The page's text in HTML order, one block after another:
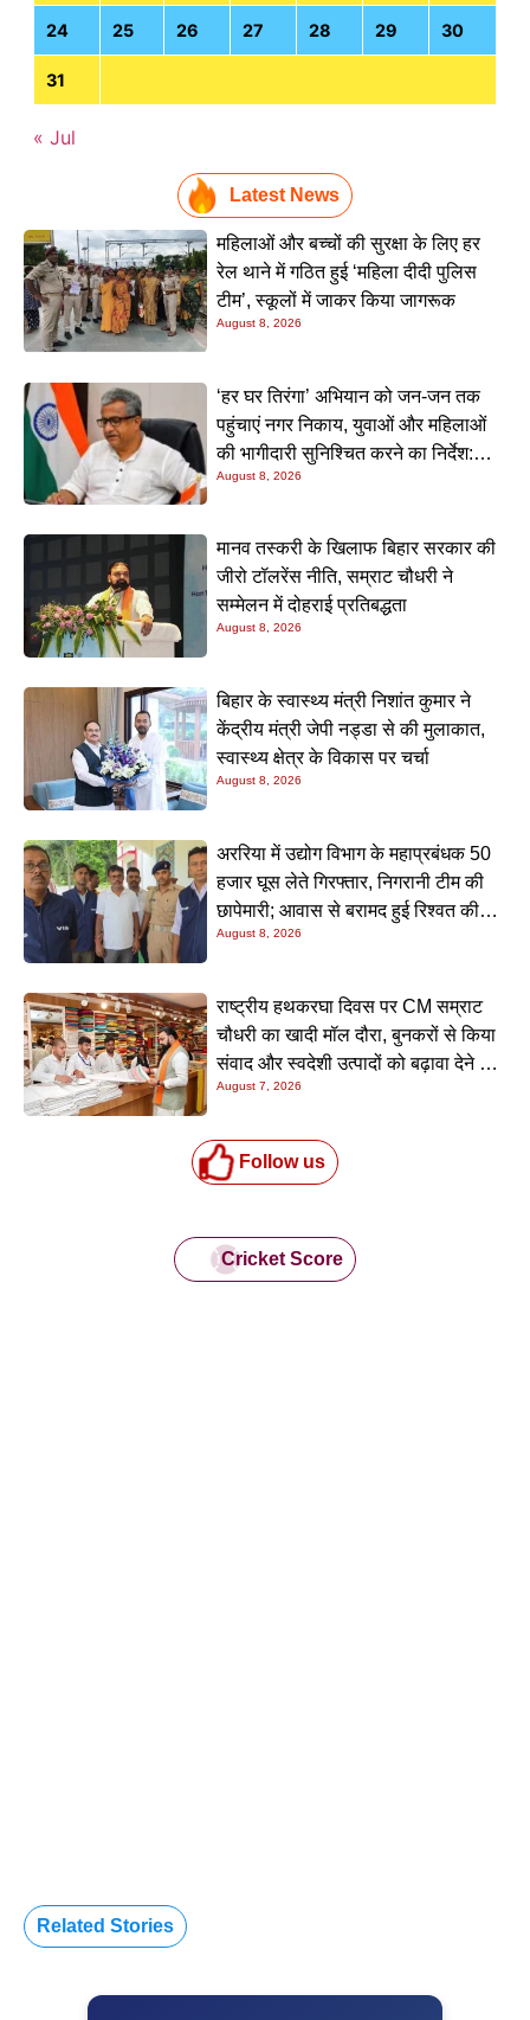
24 25 26 27 28 29 30
31
« Jul
Latest News
महिलाओं और बच्चों की सुरक्षा के लिए हर
रेल थाने में गठित हुई ‘महिला दीदी पुलिस
टीम’, स्कूलों में जाकर किया जागरूक
August 8, 2026
‘हर घर तिरंगा’ अभियान को जन-जन तक
पहुंचाएं नगर निकाय, युवाओं और महिलाओं
की भागीदारी सुनिश्चित करने का निर्देश:
नीतीश मिश्रा
August 8, 2026
मानव तस्करी के खिलाफ बिहार सरकार की
जीरो टॉलरेंस नीति, सम्राट चौधरी ने
सम्मेलन में दोहराई प्रतिबद्धता
August 8, 2026
बिहार के स्वास्थ्य मंत्री निशांत कुमार ने
केंद्रीय मंत्री जेपी नड्डा से की मुलाकात,
स्वास्थ्य क्षेत्र के विकास पर चर्चा
August 8, 2026
अररिया में उद्योग विभाग के महाप्रबंधक 50
हजार घूस लेते गिरफ्तार, निगरानी टीम की
छापेमारी; आवास से बरामद हुई रिश्वत की
रकम
August 8, 2026
राष्ट्रीय हथकरघा दिवस पर CM सम्राट
चौधरी का खादी मॉल दौरा, बुनकरों से किया
संवाद और स्वदेशी उत्पादों को बढ़ावा देने की
अपील
August 7, 2026
Follow us
Cricket Score
Related Stories